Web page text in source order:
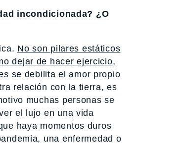
incondicionada? ¿O
No son pilares estáticos
dejar de hacer ejercicio,
se debilita el amor propio
relación con la tierra, es
muchas personas se
el lujo en una vida
haya momentos duros
una enfermedad o